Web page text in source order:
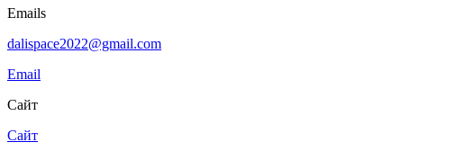
Emails
dalispace2022@gmail.com
Email
Сайт
Сайт